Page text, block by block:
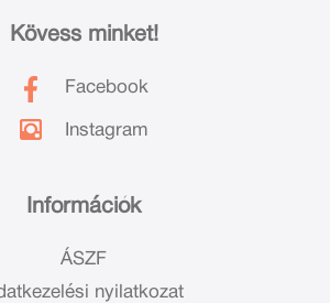
Információk
ÁSZF
nyilatkozat
Kövess minket!
Facebook
Instagram